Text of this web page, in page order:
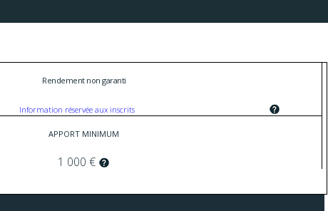
Rendement non garanti
Information réservée aux inscrits
APPORT MINIMUM
1 000 €